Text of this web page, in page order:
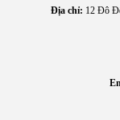
Địa chỉ: 12 Đô